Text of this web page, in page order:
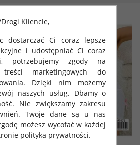
Kliencie,
dostarczać Ci coraz lepsze
i udostępniać Ci coraz
potrzebujemy zgody na
treści marketingowych do
Dzięki nim możemy
naszych usług. Dbamy o
Nie zwiększamy zakresu
Twoje dane są u nas
możesz wycofać w każdej
polityka prywatności.